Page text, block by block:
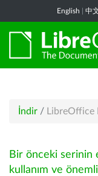
English 中
İndir / LibreOffice
Bir önceki serinin
kullanım ve